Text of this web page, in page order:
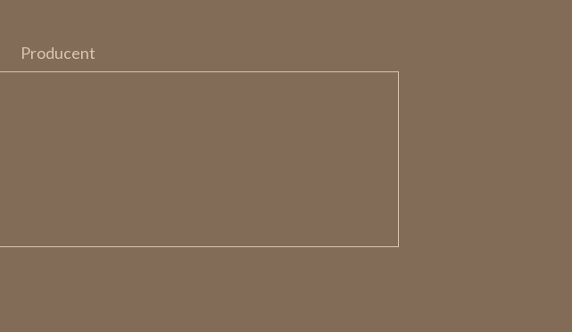
Producent